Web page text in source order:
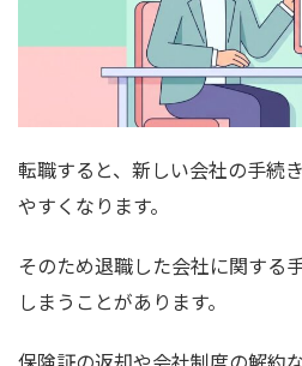
転職すると、新しい会社の手続
やすくなります。
そのため退職した会社に関する
しまうことがあります。